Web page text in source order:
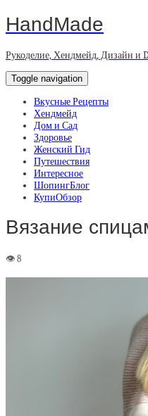
HandMade
Рукоделие, Хендмейд, Дизайн и
Toggle navigation
Вкусные Рецепты
Хендмейд
Дом и Сад
Здоровье
Женский Гид
Путешествия
Интересное
ШопингБлог
КупиОбзор
Вязание